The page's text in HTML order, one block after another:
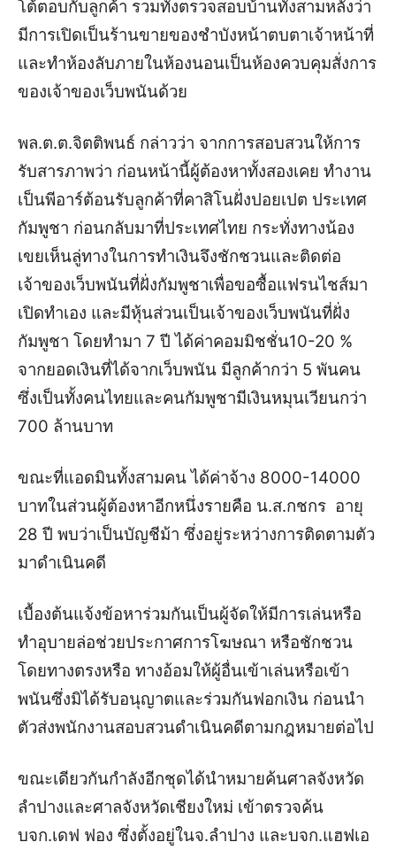
โต้ตอบกับลูกค้า รวมทั้งตรวจสอบบ้านทั้งสามหลังว่า
มีการเปิดเป็นร้านขายของชำบังหน้าตบตาเจ้าหน้าที่
และทำห้องลับภายในห้องนอนเป็นห้องควบคุมสั่งการ
ของเจ้าของเว็บพนันด้วย
พล.ต.ต.จิตติพนธ์ กล่าวว่า จากการสอบสวนให้การ
รับสารภาพว่า ก่อนหน้านี้ผู้ต้องหาทั้งสองเคย ทำงาน
เป็นพีอาร์ต้อนรับลูกค้าที่คาสิโนฝั่งปอยเปต ประเทศ
กัมพูชา ก่อนกลับมาที่ประเทศไทย กระทั่งทางน้อง
เขยเห็นลู่ทางในการทำเงินจึงชักชวนและติดต่อ
เจ้าของเว็บพนันที่ฝั่งกัมพูชาเพื่อขอซื้อแฟรนไชส์มา
เปิดทำเอง และมีหุ้นส่วนเป็นเจ้าของเว็บพนันที่ฝั่ง
กัมพูชา โดยทำมา 7 ปี ได้ค่าคอมมิชชั่น10-20 %
จากยอดเงินที่ได้จากเว็บพนัน มีลูกค้ากว่า 5 พันคน
ซึ่งเป็นทั้งคนไทยและคนกัมพูชามีเงินหมุนเวียนกว่า
700 ล้านบาท
ขณะที่แอดมินทั้งสามคน ได้ค่าจ้าง 8000-14000
บาทในส่วนผู้ต้องหาอีกหนึ่งรายคือ น.ส.กชกร อายุ
28 ปี พบว่าเป็นบัญชีม้า ซึ่งอยู่ระหว่างการติดตามตัว
มาดำเนินคดี
เบื้องต้นแจ้งข้อหาร่วมกันเป็นผู้จัดให้มีการเล่นหรือ
ทําอุบายล่อช่วยประกาศการโฆษณา หรือชักชวน
โดยทางตรงหรือ ทางอ้อมให้ผู้อื่นเข้าเล่นหรือเข้า
พนันซึ่งมิได้รับอนุญาตและร่วมกันฟอกเงิน ก่อนนำ
ตัวส่งพนักงานสอบสวนดำเนินคดีตามกฎหมายต่อไป
ขณะเดียวกันกำลังอีกชุดได้นำหมายค้นศาลจังหวัด
ลำปางและศาลจังหวัดเชียงใหม่ เข้าตรวจค้น
บจก.เดฟ ฟอง ซึ่งตั้งอยู่ในจ.ลำปาง และบจก.แฮฟเอ